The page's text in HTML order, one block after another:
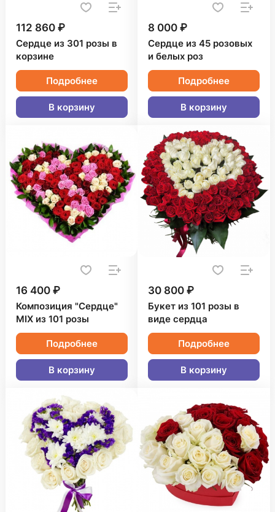
112 860 ₽
Сердце из 301 розы в
корзине
Подробнее
В корзину
8 000 ₽
Сердце из 45 розовых
и белых роз
Подробнее
В корзину
16 400 ₽
Композиция "Сердце"
MIX из 101 розы
Подробнее
В корзину
30 800 ₽
Букет из 101 розы в
виде сердца
Подробнее
В корзину